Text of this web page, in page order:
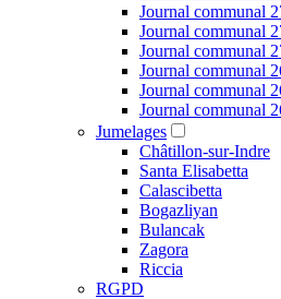
Journal communal
Journal communal
Journal communal
Journal communal
Journal communal
Journal communal
Jumelages
Châtillon-sur-Indre
Santa Elisabetta
Calascibetta
Bogazliyan
Bulancak
Zagora
Riccia
RGPD